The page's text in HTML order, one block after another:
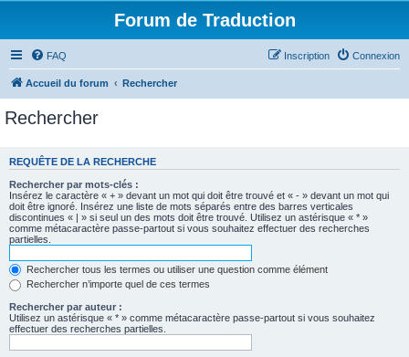
Forum de Traduction
FAQ Connexion
Inscription
Accueil du forum Rechercher
Rechercher
REQUÊTE DE LA RECHERCHE
Rechercher par mots-clés :
Insérez le caractère « + » devant un mot qui doit être trouvé et « - » devant un mot qui
doit être ignoré. Insérez une liste de mots séparés entre des barres verticales
discontinues « | » si seul un des mots doit être trouvé. Utilisez un astérisque « * »
comme métacaractère passe-partout si vous souhaitez effectuer des recherches
partielles.
Rechercher tous les termes ou utiliser une question comme élément
Rechercher n’importe quel de ces termes
Rechercher par auteur :
Utilisez un astérisque « * » comme métacaractère passe-partout si vous souhaitez
effectuer des recherches partielles.